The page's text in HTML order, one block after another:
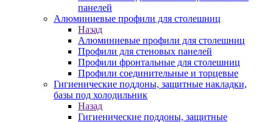
панелей
Алюминиевые профили для столешниц
Назад
Алюминиевые профили для столешниц
Профили для стеновых панелей
Профили фронтальные для столешниц
Профили соединительные и торцевые
Гигиенические поддоны, защитные накладки,
базы под холодильник
Назад
Гигиенические поддоны, защитные